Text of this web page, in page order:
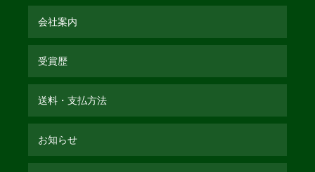
会社案内
受賞歴
送料・支払方法
お知らせ